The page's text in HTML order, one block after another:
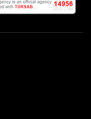
التحكم فيها
الصحي.
Kemal Bay Hotel